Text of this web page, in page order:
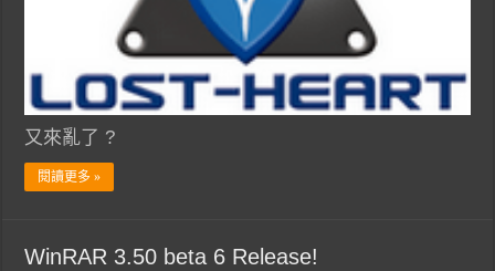
又來亂了 ?
閱讀更多 »
WinRAR 3.50 beta 6 Release!